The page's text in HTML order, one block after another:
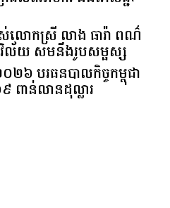
ោកស្រី លាង ធារ៉ា ពណ៌
ល័យ សមនឹងរូបសម្ផស្ស
២៦​ បរធន​បាលកិច្ច​កម្ពុជា​
ពាន់លាន​ដុល្លារ​